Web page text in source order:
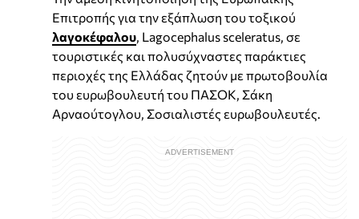
Επιτροπής για την εξάπλωση του τοξικού
λαγοκέφαλου , Lagocephalus sceleratus, σε
τουριστικές και πολυσύχναστες παράκτιες
περιοχές της Ελλάδας ζητούν με πρωτοβουλία
του ευρωβουλευτή του ΠΑΣΟΚ, Σάκη
Αρναούτογλου, Σοσιαλιστές ευρωβουλευτές.